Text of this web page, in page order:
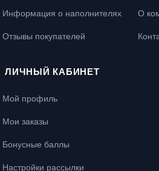
Информация о наполнителях
Отзывы покупателей
О
ЛИЧНЫЙ КАБИНЕТ
Мой профиль
Мои заказы
Бонусные баллы
Настройки рассылки